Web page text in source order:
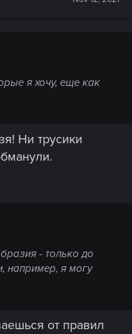
я хочу, еще как
Ни трусики
- только до
например, я могу
от правил